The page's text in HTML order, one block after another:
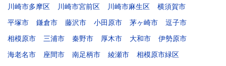
川崎市多摩区
川崎市宮前区 川崎市麻生区
横須賀市
平塚市
鎌倉市 藤沢市 小田原市 茅ヶ崎市
逗子市
相模原市
三浦市 秦野市 厚木市 大和市
伊勢原市
海老名市
座間市 南足柄市 綾瀬市
相模原市緑区